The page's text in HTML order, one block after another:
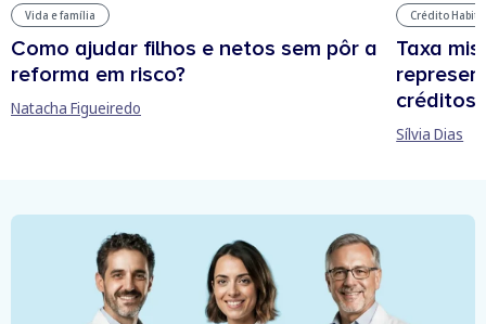
Vida e família
Como ajudar filhos e netos sem pôr a
reforma em risco?
Natacha Figueiredo
Crédito
Taxa
créditos
Sílvia Dias